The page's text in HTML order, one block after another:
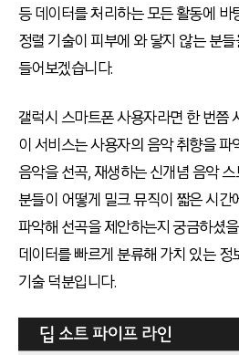
등 데이터를 처리하는 모든 활동에 바
정렬 기술이 피부에 와 닿지 않는 분
들어보겠습니다.
갤럭시 스마트폰 사용자라면 한 번쯤
이 서비스는 사용자의 음악 취향을
음악을 선곡, 재생하는 신개념 음악
분들이 어떻게 밀크 뮤직이 짧은 시간
파악해 선곡을 제안하는지 궁금하셨
데이터를 빠르게 분류해 가치 있는
기술 덕분입니다.